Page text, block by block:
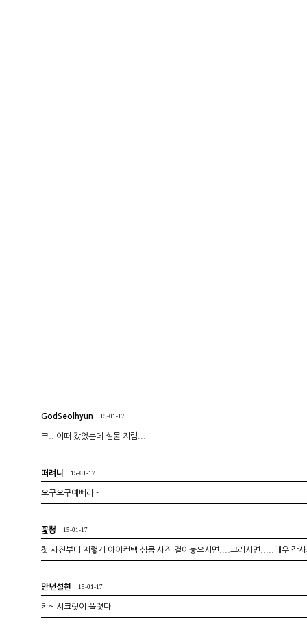
GodSeolhyun 15-01-17
크.. 이때 갔었는데 실물 지림...
떠려니 15-01-17
오구오구예뻐라~
꽃뽕 15-01-17
첫 사진부터 저렇게 아이컨택 심쿵 사진 걸어놓으시면....그러시면.....매우 감
만년설현 15-01-17
캬~ 시크릿이 풀렷다